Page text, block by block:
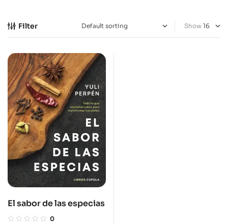
Filter Show
El sabor de las especias
0